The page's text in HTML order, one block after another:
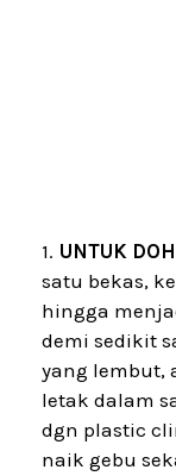
UNTUK
satu bekas,
hingga
demi sedikit
yang lembut,
letak dalam
dgn plastic
naik gebu